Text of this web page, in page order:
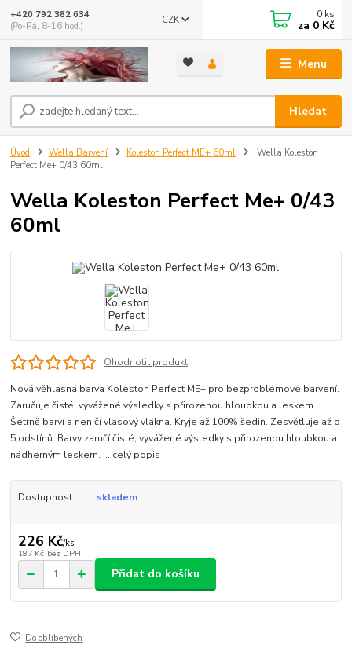
Menu
CZK
Hledat
+420 792 382 634
(Po-Pá, 8-16 hod.)
0 ks
za 0 Kč
Úvod Wella Barvení Koleston Perfect ME+ 60ml
Wella Koleston
Perfect Me+ 0/43 60ml
Wella Koleston Perfect Me+ 0/43
60ml
Ohodnotit produkt
Nová věhlasná barva Koleston Perfect ME+ pro bezproblémové barvení.
Zaručuje čisté, vyvážené výsledky s přirozenou hloubkou a leskem.
Šetrně barví a neničí vlasový vlákna. Kryje až 100% šedin. Zesvětluje až o
5 odstínů. Barvy zaručí čisté, vyvážené výsledky s přirozenou hloubkou a
nádherným leskem. ... celý popis
Dostupnost skladem
226 Kč/ks
187 Kč bez DPH
Přidat do košíku
Do oblíbených